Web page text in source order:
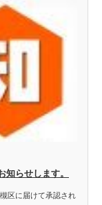
らせします。
区に届けて承認され